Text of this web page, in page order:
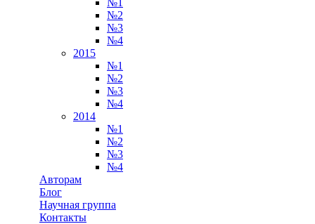
№2
№3
№4
2015
№1
№2
№3
№4
2014
№1
№2
№3
№4
Авторам
Блог
Научная группа
Контакты